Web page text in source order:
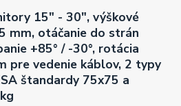
15" - 30", výškové
mm, otáčanie do strán
+85° / -30°, rotácia
pre vedenie káblov, 2 typy
štandardy 75x75 a